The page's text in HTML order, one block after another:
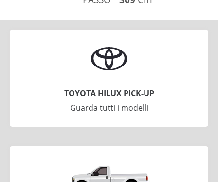
TOYOTA HILUX PICK-UP
Guarda tutti i modelli